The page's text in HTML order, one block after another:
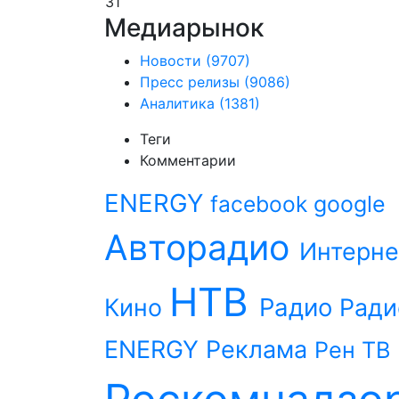
Медиарынок
Новости (9707)
Пресс релизы (9086)
Аналитика (1381)
Теги
Комментарии
ENERGY facebook google
Авторадио
Кино НТВ Радио
ENERGY Реклама Рен ТВ